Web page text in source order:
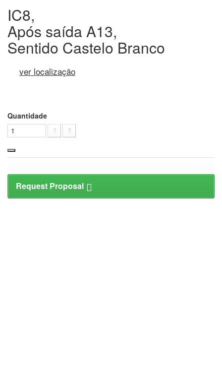
IC8,
Após saída A13,
Sentido Castelo Branco
ver localização
Quantidade
Request Proposal